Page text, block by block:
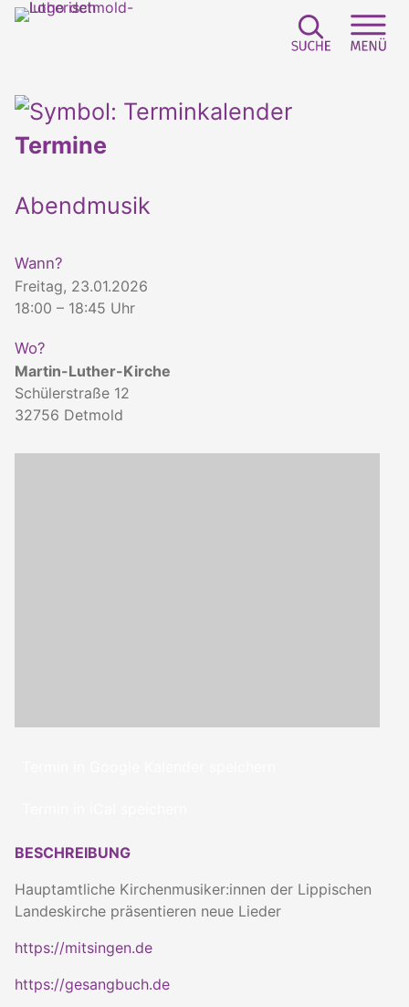
Termine
Abendmusik
Wann?
Freitag, 23.01.2026
18:00 – 18:45 Uhr
Wo?
Martin-Luther-Kirche
Schülerstraße 12
32756 Detmold
BESCHREIBUNG
Hauptamtliche Kirchenmusiker:innen der Lippischen
Landeskirche präsentieren neue Lieder
https://mitsingen.de
https://gesangbuch.de